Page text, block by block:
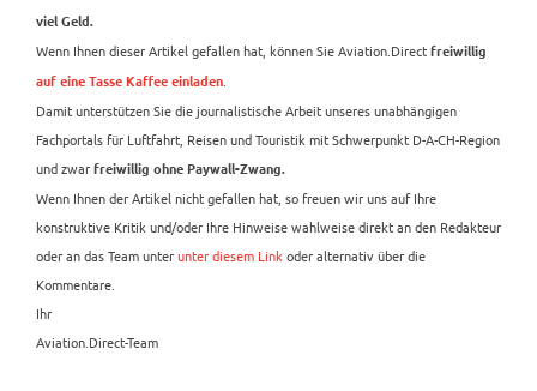
viel Geld.
Wenn Ihnen dieser Artikel gefallen hat, können Sie Aviation.Direct freiwillig
auf eine Tasse Kaffee einladen
Damit unterstützen Sie die journalistische Arbeit unseres unabhängigen
Fachportals für Luftfahrt, Reisen und Touristik mit Schwerpunkt D-A-CH-Region
und zwar freiwillig ohne Paywall-Zwang.
Wenn Ihnen der Artikel nicht gefallen hat, so freuen wir uns auf Ihre
konstruktive Kritik und/oder Ihre Hinweise wahlweise direkt an den Redakteur
oder an das Team unterunter diesem Link oder alternativ über die
Kommentare.
Ihr
Aviation.Direct-Team